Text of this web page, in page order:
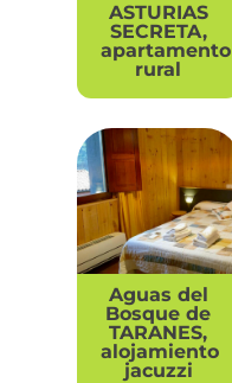
ASTURIAS
SECRETA,
apartamento
rural
Aguas del
Bosque de
TARANES,
alojamiento
jacuzzi